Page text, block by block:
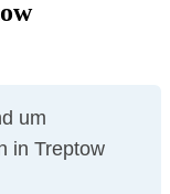
um
in Treptow